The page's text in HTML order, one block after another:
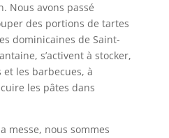
Nous avons passé
des portions de tartes
dominicaines de Saint-
s’activent à stocker,
les barbecues, à
les pâtes dans
messe, nous sommes